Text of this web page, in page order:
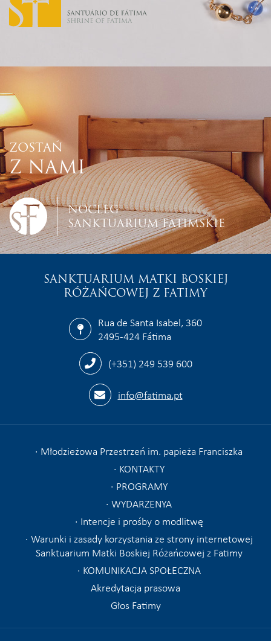
ZOSTAŃ
Z NAMI
NOCLEG
SANKTUARIUM FATIMSKIE
SANKTUARIUM MATKI BOSKIEJ
RÓŻAŃCOWEJ Z FATIMY
Rua de Santa Isabel, 360
2495-424 Fátima
(+351) 249 539 600
info@fatima.pt
Młodzieżowa Przestrzeń im. papieża Franciszka
KONTAKTY
PROGRAMY
WYDARZENYA
Intencje i prośby o modlitwę
Warunki i zasady korzystania ze strony internetowej
Sanktuarium Matki Boskiej Różańcowej z Fatimy
KOMUNIKACJA SPOŁECZNA
Akredytacja prasowa
Głos Fatimy